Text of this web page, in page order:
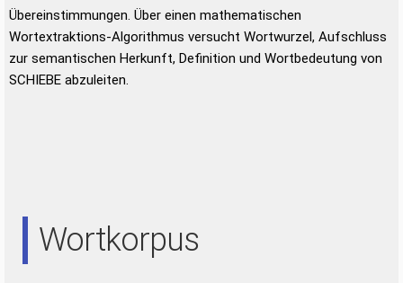
Übereinstimmungen. Über einen mathematischen
Wortextraktions-Algorithmus versucht Wortwurzel, Aufschluss
zur semantischen Herkunft, Definition und Wortbedeutung von
SCHIEBE abzuleiten.
Wortkorpus